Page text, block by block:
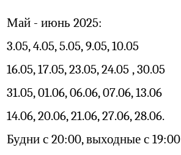
Май - июнь 2025:
3.05, 4.05, 5.05, 9.05, 10.05
16.05, 17.05, 23.05, 24.05 , 30.05
31.05, 01.06, 06.06, 07.06, 13.06
14.06, 20.06, 21.06, 27.06, 28.06.
Будни с 20:00, выходные с 19:00